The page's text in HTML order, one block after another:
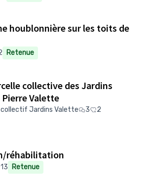
houblonnière sur les toits de
Retenue
collective des Jardins
Valette
collectif Jardins Valette 3
2
réhabilitation
13 Retenue